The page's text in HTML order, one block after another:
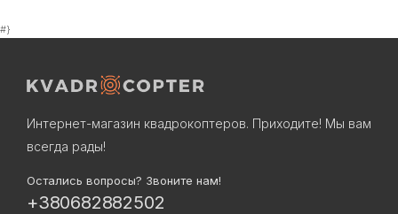
#}
Интернет-магазин квадрокоптеров. Приходите! Мы вам
всегда рады!
Остались вопросы? Звоните нам!
+380682882502